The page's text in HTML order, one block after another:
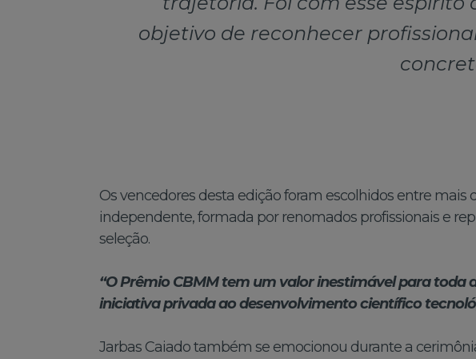
objetivo de reconhecer
Os vencedores desta edição foram escolhidos entre
independente, formada por renomados profissionais e
seleção.
“O Prêmio CBMM tem um valor inestimável para toda
iniciativa privada ao desenvolvimento científico
Jarbas Caiado também se emocionou durante a